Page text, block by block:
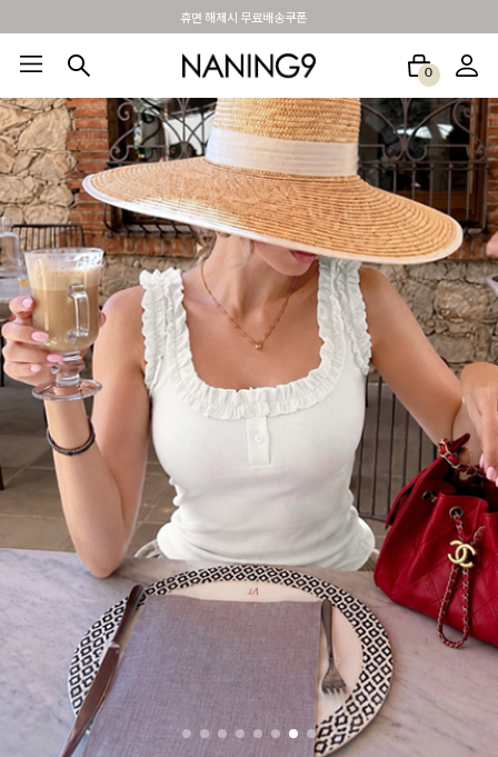
BEST 포토리뷰 - 매주 2명추첨 3만원쿠폰
0
BEST100🤍 NEW5% 베스트재진행 썸머여행룩 아울렛 하객&모임룩